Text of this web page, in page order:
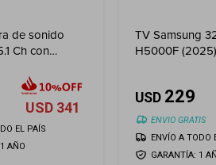
de sonido
Ch con
USD 341
AÑO
EL PAÍS
TV Samsung
H5000F (2025)
USD 229
ENVIO GRATIS
GARANTÍA: 1
ENVÍO A TODO